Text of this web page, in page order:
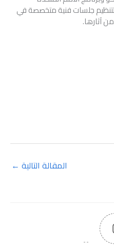
لتنظيم جلسات فنية متخصصة في
آثارها.
المقالة التالية ←